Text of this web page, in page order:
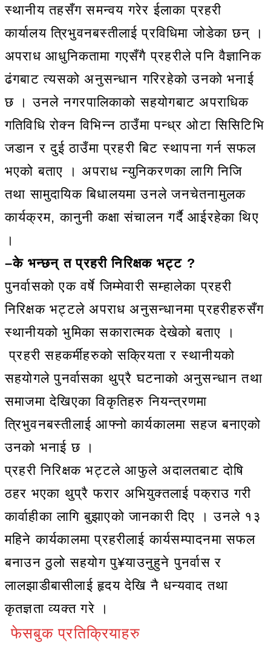
स्थानीय तहसँग समन्वय गरेर ईलाका प्रहरी
कार्यालय त्रिभुवनबस्तीलाई प्रविधिमा जोडेका छन् ।
अपराध आधुनिकतामा गएसँगै प्रहरीले पनि वैज्ञानिक
ढंगबाट त्यसको अनुसन्धान गरिरहेको उनको भनाई
छ । उनले नगरपालिकाको सहयोगबाट अपराधिक
गतिविधि रोक्न विभिन्न ठाउँमा पन्ध्र ओटा सिसिटिभि
जडान र दुई ठाउँमा प्रहरी बिट स्थापना गर्न सफल
भएको बताए । अपराध न्युनिकरणका लागि निजि
तथा सामुदायिक बिधालयमा उनले जनचेतनामुलक
कार्यक्रम, कानुनी कक्षा संचालन गर्दै आईरहेका थिए
।
–के भन्छन् त प्रहरी निरिक्षक भट्ट ?
पुनर्वासको एक वर्षे जिम्मेवारी सम्हालेका प्रहरी
निरिक्षक भट्टले अपराध अनुसन्धानमा प्रहरीहरुसँग
स्थानीयको भुमिका सकारात्मक देखेको बताए ।
प्रहरी सहकर्मीहरुको सक्रियता र स्थानीयको
सहयोगले पुनर्वासका थुप्रै घटनाको अनुसन्धान तथा
समाजमा देखिएका विकृतिहरु नियन्त्रणमा
त्रिभुवनबस्तीलाई आफ्नो कार्यकालमा सहज बनाएको
उनको भनाई छ ।
प्रहरी निरिक्षक भट्टले आफुले अदालतबाट दोषि
ठहर भएका थुप्रै फरार अभियुक्तलाई पक्राउ गरी
कार्वाहीका लागि बुझाएको जानकारी दिए । उनले १३
महिने कार्यकालमा प्रहरीलाई कार्यसम्पादनमा सफल
बनाउन ठुलो सहयोग पु¥याउनुहुने पुनर्वास र
लालझाडीबासीलाई हृदय देखि नै धन्यवाद तथा
कृतज्ञता व्यक्त गरे ।
फेसबुक प्रतिक्रियाहरु